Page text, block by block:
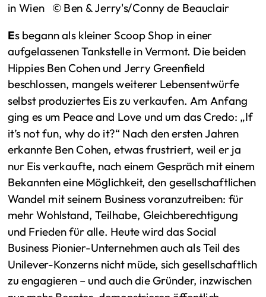
in Wien © Ben & Jerry's/Conny de Beauclair
Es begann als kleiner Scoop Shop in einer
aufgelassenen Tankstelle in Vermont. Die beiden
Hippies Ben Cohen und Jerry Greenfield
beschlossen, mangels weiterer Lebensentwürfe
selbst produziertes Eis zu verkaufen. Am Anfang
ging es um Peace and Love und um das Credo: „If
it’s not fun, why do it?“ Nach den ersten Jahren
erkannte Ben Cohen, etwas frustriert, weil er ja
nur Eis verkaufte, nach einem Gespräch mit einem
Bekannten eine Möglichkeit, den gesellschaftlichen
Wandel mit seinem Business voranzutreiben: für
mehr Wohlstand, Teilhabe, Gleichberechtigung
und Frieden für alle. Heute wird das Social
Business Pionier-Unternehmen auch als Teil des
Unilever-Konzerns nicht müde, sich gesellschaftlich
zu engagieren – und auch die Gründer, inzwischen